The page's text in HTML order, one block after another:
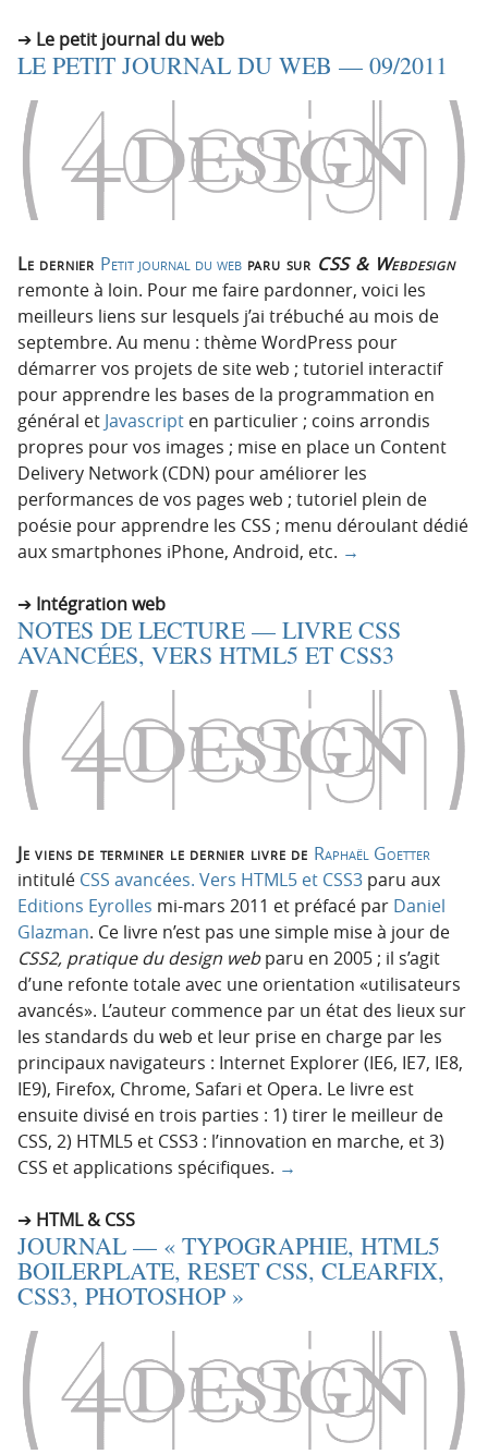
Le petit journal du web
LE PETIT JOURNAL DU WEB — 09/2011
Le dernier Petit journal du webparu sur CSS & Webdesign
remonte à loin. Pour me faire pardonner, voici les
meilleurs liens sur lesquels j’ai trébuché au mois de
septembre. Au menu : thème WordPress pour
démarrer vos projets de site web ; tutoriel interactif
pour apprendre les bases de la programmation en
général et Javascript en particulier ; coins arrondis
propres pour vos images ; mise en place un Content
Delivery Network (CDN) pour améliorer les
performances de vos pages web ; tutoriel plein de
poésie pour apprendre les CSS ; menu déroulant dédié
aux smartphones iPhone, Android, etc. →
Intégration web
NOTES DE LECTURE — LIVRE CSS
AVANCÉES, VERS HTML5 ET CSS3
Je viens de terminer le dernier livre de Raphaël Goetter
intitulé CSS avancées. Vers HTML5 et CSS3 paru aux
Editions Eyrolles mi-mars 2011 et préfacé par Daniel
Glazman. Ce livre n’est pas une simple mise à jour de
CSS2, pratique du design webparu en 2005 ; il s’agit
d’une refonte totale avec une orientation «utilisateurs
avancés». L’auteur commence par un état des lieux sur
les standards du web et leur prise en charge par les
principaux navigateurs : Internet Explorer (IE6, IE7, IE8,
IE9), Firefox, Chrome, Safari et Opera. Le livre est
ensuite divisé en trois parties : 1) tirer le meilleur de
CSS, 2) HTML5 et CSS3 : l’innovation en marche, et 3)
CSS et applications spécifiques. →
HTML & CSS
JOURNAL — « TYPOGRAPHIE, HTML5
BOILERPLATE, RESET CSS, CLEARFIX,
CSS3, PHOTOSHOP »